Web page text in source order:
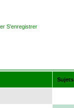
S'enregistrer
Sujets